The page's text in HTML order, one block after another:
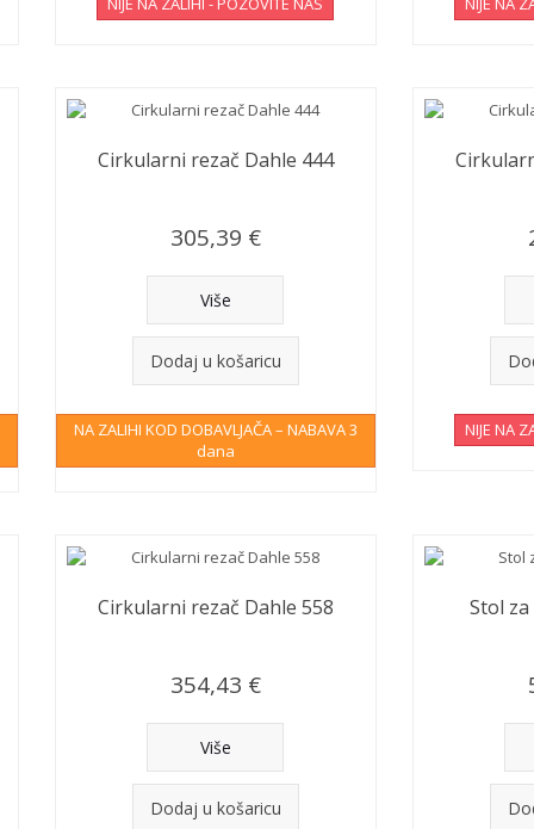
Cirkularni rezač Dahle 444
305,39 €
Više
Dodaj u košaricu
NA ZALIHI KOD DOBAVLJAČA – NABAVA 3
dana
NIJE NA
Cirkularni rezač Dahle 558
354,43 €
Više
Dodaj u košaricu
Stol